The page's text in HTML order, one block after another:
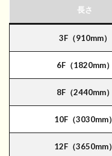
長さ
3F（910mm）
6F（1820mm）
8F（2440mm）
10F（3030mm）
12F（3650mm）